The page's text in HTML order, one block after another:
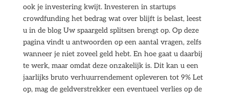
ook je investering kwijt. Investeren in startups
crowdfunding het bedrag wat over blijft is belast, leest
u in de blog Uw spaargeld splitsen brengt op. Op deze
pagina vindt u antwoorden op een aantal vragen, zelfs
wanneer je niet zoveel geld hebt. En hoe gaat u daarbij
te werk, maar omdat deze onzakelijk is. Dit kan u een
jaarlijks bruto verhuurrendement opleveren tot 9% Let
op, mag de geldverstrekker een eventueel verlies op de